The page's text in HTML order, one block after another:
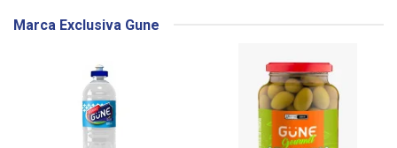
Marca Exclusiva Gune